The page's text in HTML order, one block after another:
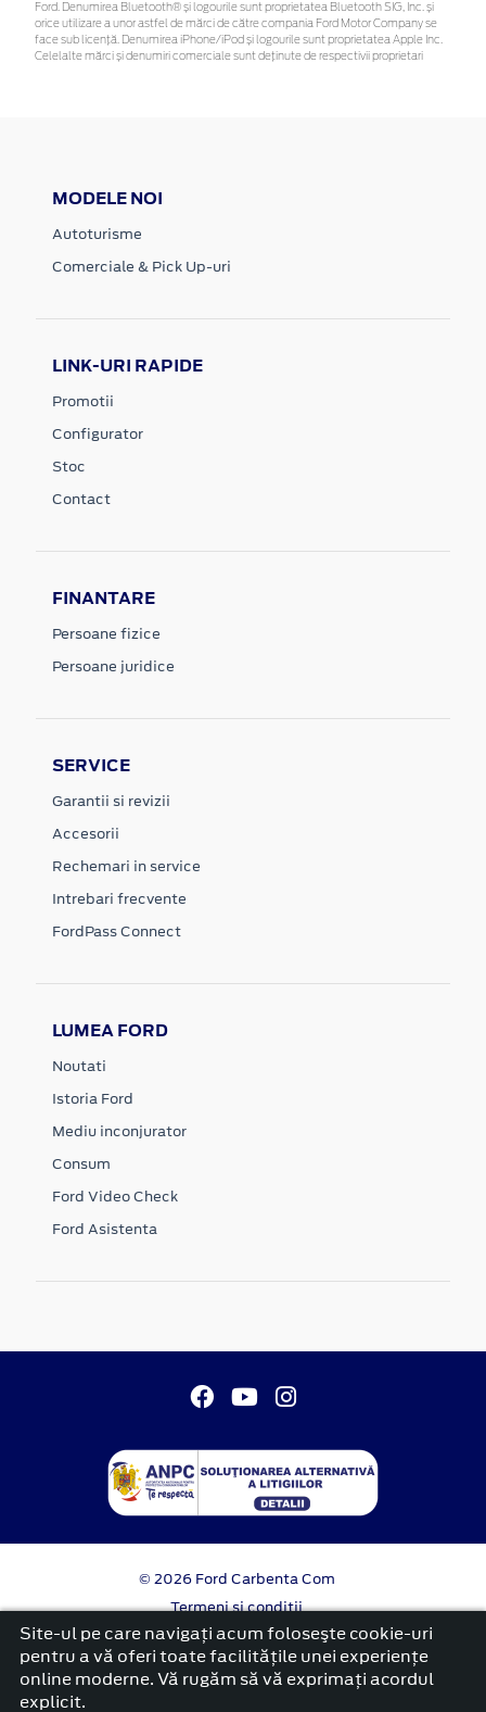
Ford. Denumirea Bluetooth® și logourile sunt proprietatea Bluetooth SIG, Inc. și
orice utilizare a unor astfel de mărci de către compania Ford Motor Company se
face sub licență. Denumirea iPhone/iPod și logourile sunt proprietatea Apple Inc.
Celelalte mărci și denumiri comerciale sunt deținute de respectivii proprietari
MODELE NOI
Autoturisme
Comerciale & Pick Up-uri
LINK-URI RAPIDE
Promotii
Configurator
Stoc
Contact
FINANTARE
Persoane fizice
Persoane juridice
SERVICE
Garantii si revizii
Accesorii
Rechemari in service
Intrebari frecvente
FordPass Connect
LUMEA FORD
Noutati
Istoria Ford
Mediu inconjurator
Consum
Ford Video Check
Ford Asistenta
© 2026 Ford Carbenta Com
Termeni si conditii
Confidentialitate
Politica cookies
platformă dezvoltată de Workleto
Site-ul pe care navigați acum foloseşte cookie-uri
pentru a vă oferi toate facilitățile unei experiențe
online moderne. Vă rugăm să vă exprimați acordul
explicit.